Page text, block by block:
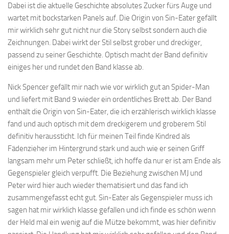
Dabei ist die aktuelle Geschichte absolutes Zucker fürs Auge und
wartet mit bockstarken Panels auf. Die Origin von Sin-Eater gefällt
mir wirklich sehr gut nicht nur die Story selbst sondern auch die
Zeichnungen. Dabei wirkt der Stil selbst grober und dreckiger,
passend zu seiner Geschichte. Optisch macht der Band definitiv
einiges her und rundet den Band klasse ab.
Nick Spencer gefällt mir nach wie vor wirklich gut an Spider-Man
und liefert mit Band 9 wieder ein ordentliches Brett ab. Der Band
enthält die Origin von Sin-Eater, die ich erzählerisch wirklich klasse
fand und auch optisch mit dem dreckigerem und groberem Stil
definitiv heraussticht. Ich für meinen Teil finde Kindred als
Fädenzieher im Hintergrund stark und auch wie er seinen Griff
langsam mehr um Peter schließt, ich hoffe da nur er ist am Ende als
Gegenspieler gleich verpufft. Die Beziehung zwischen MJ und
Peter wird hier auch wieder thematisiert und das fand ich
zusammengefasst echt gut. Sin-Eater als Gegenspieler muss ich
sagen hat mir wirklich klasse gefallen und ich finde es schön wenn
der Held mal ein wenig auf die Mütze bekommt, was hier definitiv